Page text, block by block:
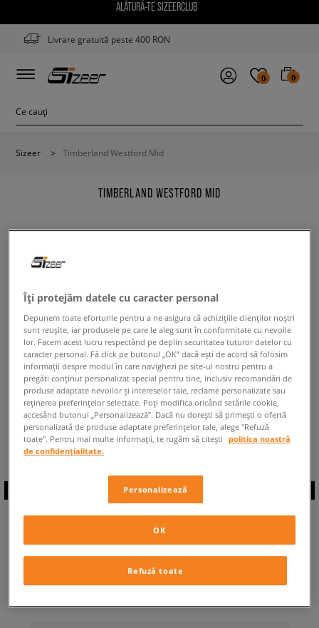
ALĂTURĂ-TE SIZEERCLUB
Livrare gratuită peste 400 RON
0 0
Sizeer > Timberland Westford Mid
TIMBERLAND WESTFORD MID
puține filtre.
ÎNAPOI LA MAGAZIN
◾️ Sunt0produse din categoria
Timberland Westford Mid◾️
ABONEAZĂ-TE LA
NEWSLETTER
Îți protejăm datele cu caracter personal
Depunem toate eforturile pentru a ne asigura că achizițiile clienților noștri
sunt reușite, iar produsele pe care le aleg sunt în conformitate cu nevoile
lor. Facem acest lucru respectând pe deplin securitatea tuturor datelor cu
caracter personal. Fă click pe butonul „OK” dacă ești de acord să folosim
informații despre modul în care navighezi pe site-ul nostru pentru a
pregăti conținut personalizat special pentru tine, inclusiv recomandări de
produse adaptate nevoilor și intereselor tale, reclame personalizate sau
reținerea preferințelor selectate. Poți modifica oricând setările cookie,
accesând butonul „Personalizează”. Dacă nu dorești să primești o ofertă
personalizată de produse adaptate preferințelor tale, alege "Refuză
toate". Pentru mai multe informații, te rugăm să citești
politica noastră
de confidențialitate.
Personalizează
Refuză toate
OK